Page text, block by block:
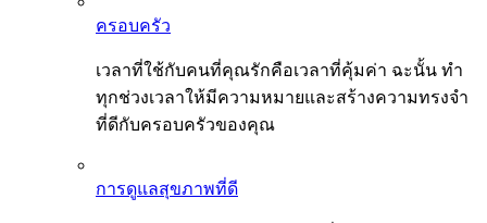
ครอบครัว
เวลาที่ใช้กับคนที่คุณรักคือเวลาที่คุ้มค่า ฉะนั้น ทำ
ทุกช่วงเวลาให้มีความหมายและสร้างความทรงจำ
ที่ดีกับครอบครัวของคุณ
การดูแลสุขภาพที่ดี